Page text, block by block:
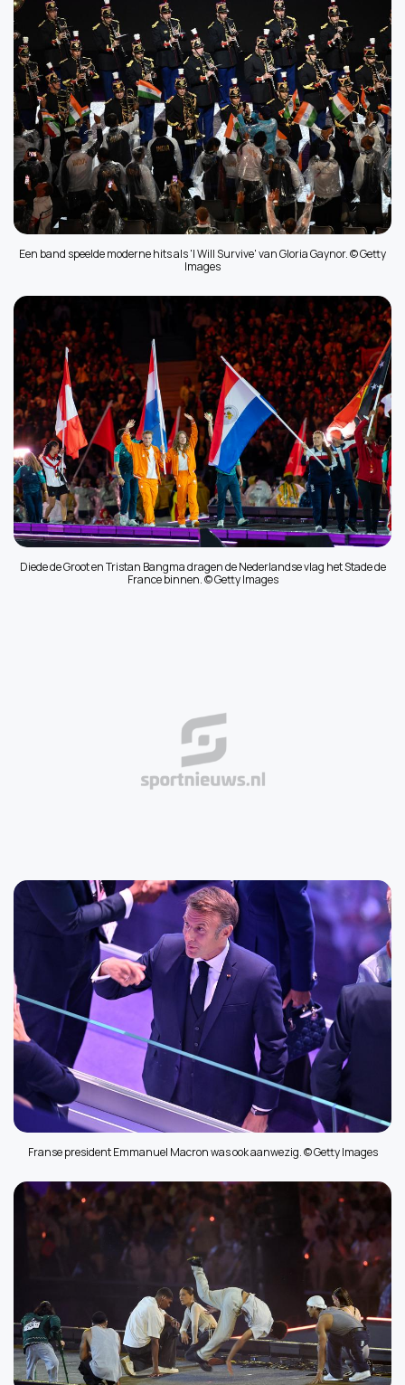
Een band speelde moderne hits als 'I Will Survive' van Gloria Gaynor. © Getty
Images
Diede de Groot en Tristan Bangma dragen de Nederlandse vlag het Stade de
France binnen. © Getty Images
Franse president Emmanuel Macron was ook aanwezig. © Getty Images